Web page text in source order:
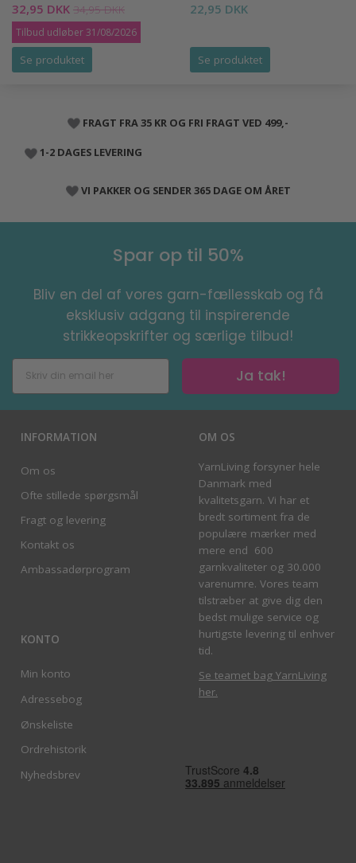
32,95 DKK 34,95 DKK
Tilbud udløber 31/08/2026
Se produktet
22,95 DKK
Se produktet
FRAGT FRA 35 KR OG FRI FRAGT VED 499,-
1-2 DAGES LEVERING
VI PAKKER OG SENDER 365 DAGE OM ÅRET
Spar op til 50%
Bliv en del af vores garn-fællesskab og få
eksklusiv adgang til inspirerende
strikkeopskrifter og særlige tilbud!
Ja tak!
INFORMATION
Om os
Ofte stillede spørgsmål
Fragt og levering
Kontakt os
Ambassadørprogram
KONTO
Min konto
Adressebog
Ønskeliste
Ordrehistorik
Nyhedsbrev
OM OS
YarnLiving forsyner hele
Danmark med
kvalitetsgarn. Vi har et
bredt sortiment fra de
populære mærker med
mere end 600
garnkvaliteter og 30.000
varenumre. Vores team
tilstræber at give dig den
bedst mulige service og
hurtigste levering til enhver
tid.
Se teamet bag YarnLiving
her.